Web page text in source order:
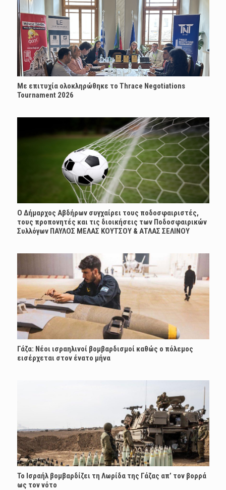
Με επιτυχία ολοκληρώθηκε το Thrace Negotiations
Tournament 2026
Ο Δήμαρχος Αβδήρων συγχαίρει τους ποδοσφαιριστές,
τους προπονητές και τις διοικήσεις των Ποδοσφαιρικών
Συλλόγων ΠΑΥΛΟΣ ΜΕΛΑΣ ΚΟΥΤΣΟΥ & ΑΤΛΑΣ ΣΕΛΙΝΟΥ
Γάζα: Νέοι ισραηλινοί βομβαρδισμοί καθώς ο πόλεμος
εισέρχεται στον ένατο μήνα
Το Ισραήλ βομβαρδίζει τη Λωρίδα της Γάζας απ’ τον βορρά
ως τον νότο